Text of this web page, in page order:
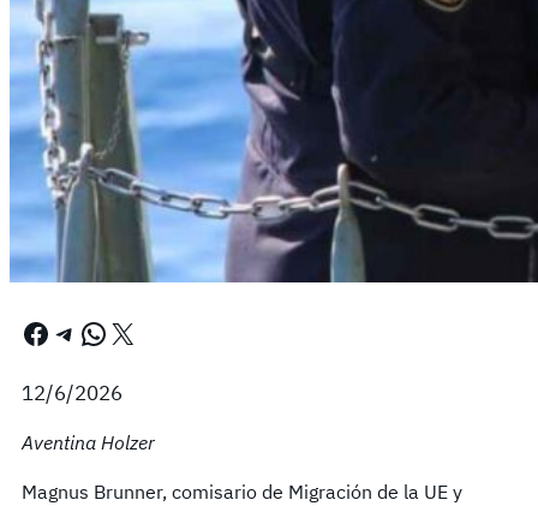
Facebook Telegram WhatsApp X
12/6/2026
Aventina Holzer
Magnus Brunner, comisario de Migración de la UE y